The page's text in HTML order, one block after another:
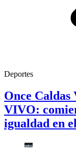
Deportes
Once
VIVO:
igualdad en